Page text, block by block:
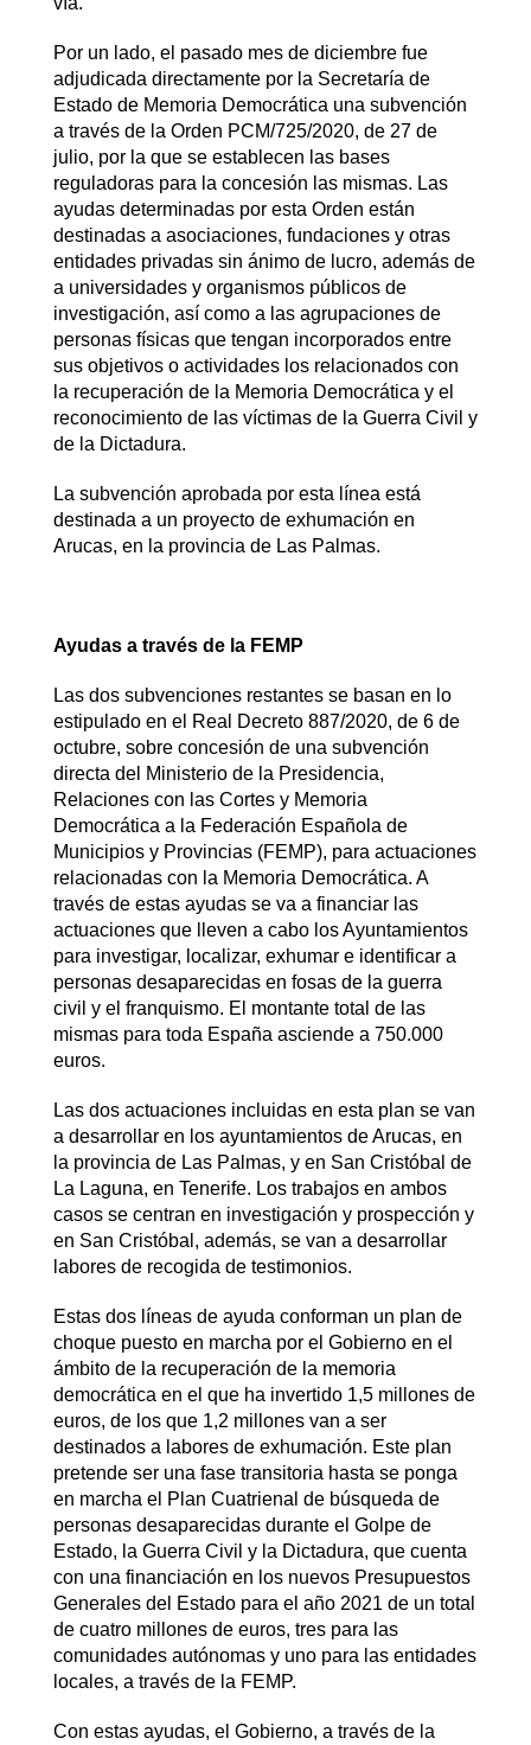
Por un lado, el pasado mes de diciembre fue
adjudicada directamente por la Secretaría de
Estado de Memoria Democrática una subvención
a través de la Orden PCM/725/2020, de 27 de
julio, por la que se establecen las bases
reguladoras para la concesión las mismas. Las
ayudas determinadas por esta Orden están
destinadas a asociaciones, fundaciones y otras
entidades privadas sin ánimo de lucro, además de
a universidades y organismos públicos de
investigación, así como a las agrupaciones de
personas físicas que tengan incorporados entre
sus objetivos o actividades los relacionados con
la recuperación de la Memoria Democrática y el
reconocimiento de las víctimas de la Guerra Civil y
de la Dictadura.
La subvención aprobada por esta línea está
destinada a un proyecto de exhumación en
Arucas, en la provincia de Las Palmas.
Ayudas a través de la FEMP
Las dos subvenciones restantes se basan en lo
estipulado en el Real Decreto 887/2020, de 6 de
octubre, sobre concesión de una subvención
directa del Ministerio de la Presidencia,
Relaciones con las Cortes y Memoria
Democrática a la Federación Española de
Municipios y Provincias (FEMP), para actuaciones
relacionadas con la Memoria Democrática. A
través de estas ayudas se va a financiar las
actuaciones que lleven a cabo los Ayuntamientos
para investigar, localizar, exhumar e identificar a
personas desaparecidas en fosas de la guerra
civil y el franquismo. El montante total de las
mismas para toda España asciende a 750.000
euros.
Las dos actuaciones incluidas en esta plan se van
a desarrollar en los ayuntamientos de Arucas, en
la provincia de Las Palmas, y en San Cristóbal de
La Laguna, en Tenerife. Los trabajos en ambos
casos se centran en investigación y prospección y
en San Cristóbal, además, se van a desarrollar
labores de recogida de testimonios.
Estas dos líneas de ayuda conforman un plan de
choque puesto en marcha por el Gobierno en el
ámbito de la recuperación de la memoria
democrática en el que ha invertido 1,5 millones de
euros, de los que 1,2 millones van a ser
destinados a labores de exhumación. Este plan
pretende ser una fase transitoria hasta se ponga
en marcha el Plan Cuatrienal de búsqueda de
personas desaparecidas durante el Golpe de
Estado, la Guerra Civil y la Dictadura, que cuenta
con una financiación en los nuevos Presupuestos
Generales del Estado para el año 2021 de un total
de cuatro millones de euros, tres para las
comunidades autónomas y uno para las entidades
locales, a través de la FEMP.
Con estas ayudas, el Gobierno, a través de la